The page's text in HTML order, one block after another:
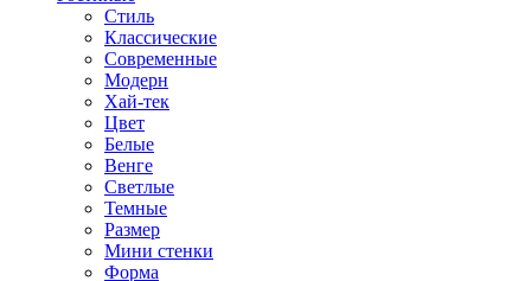
Стиль
Классические
Современные
Модерн
Хай-тек
Цвет
Белые
Венге
Светлые
Темные
Размер
Мини стенки
Форма